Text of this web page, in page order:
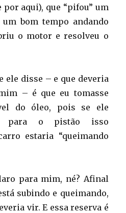
aqui), que “pifou” um
bom tempo andando
o motor e resolveu o
ele disse – e que deveria
– é que eu tomasse
do óleo, pois se ele
para o pistão isso
estaria “queimando
para mim, né? Afinal
subindo e queimando,
vir. E essa reserva é